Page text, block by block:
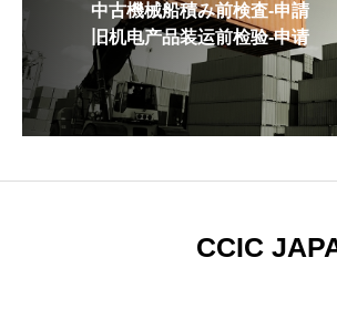
中古機械船積み前検査-申請
旧机电产品装运前检验-申请
CCIC